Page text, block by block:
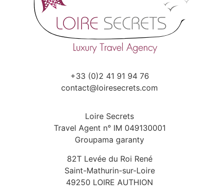
+33 (0)2 41 91 94 76
contact@loiresecrets.com
Loire Secrets
Travel Agent n° IM 049130001
Groupama garanty
82T Levée du Roi René
Saint-Mathurin-sur-Loire
49250 LOIRE AUTHION